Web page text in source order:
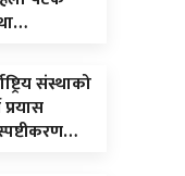
संस्थाको